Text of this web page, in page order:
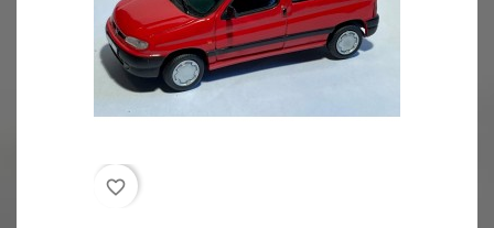
favorite_border